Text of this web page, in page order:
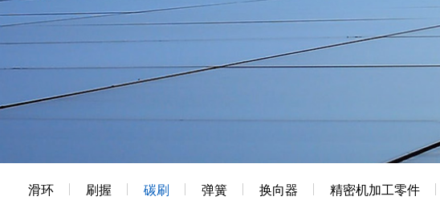
滑环 刷握 碳刷 弹簧 换向器 精密机加工零件